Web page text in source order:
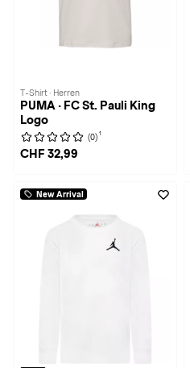
T-Shirt · Herren
PUMA · FC St. Pauli King
Logo
(0) 1
CHF 32,99
New Arrival